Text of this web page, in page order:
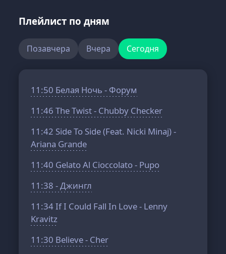
Плейлист по дням
Позавчера Вчера Сегодня
11:50 Белая Ночь - Форум
11:46 The Twist - Chubby Checker
11:42 Side To Side (Feat. Nicki Minaj) -
Ariana Grande
11:40 Gelato Al Cioccolato - Pupo
11:38 - Джингл
11:34If I Could Fall In Love - Lenny
Kravitz
11:30 Believe - Cher